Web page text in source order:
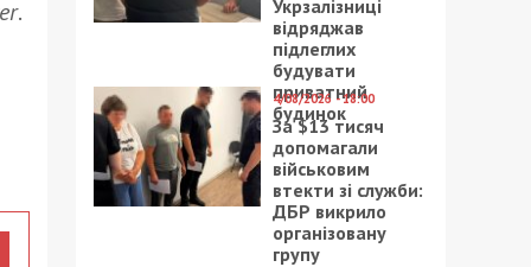
.
Укрзалізниці
відряджав
підлеглих
будувати
приватний
будинок
4/08/2026 - 18:00
За $13 тисяч
допомагали
військовим
втекти зі служби:
ДБР викрило
організовану
групу